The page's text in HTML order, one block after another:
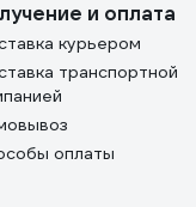
и оплата
курьером
транспортной
оплаты